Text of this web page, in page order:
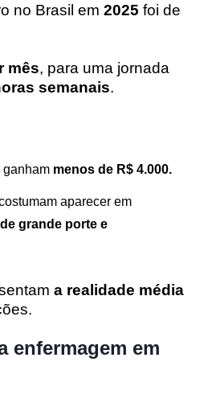
no Brasil em 2025 foi de
mês, para uma jornada
semanais.
ganham menos de R$ 4.000.
aparecer em
grande porte e
a realidade média
enfermagem em